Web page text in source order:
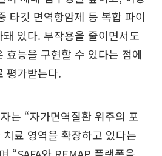
타깃 면역항암제 등 복합 파이
있다. 부작용을 줄이면서도
효능을 구현할 수 있다는 점에
평가받는다.
는 “자가면역질환 위주의 포
료 영역을 확장하고 있다는